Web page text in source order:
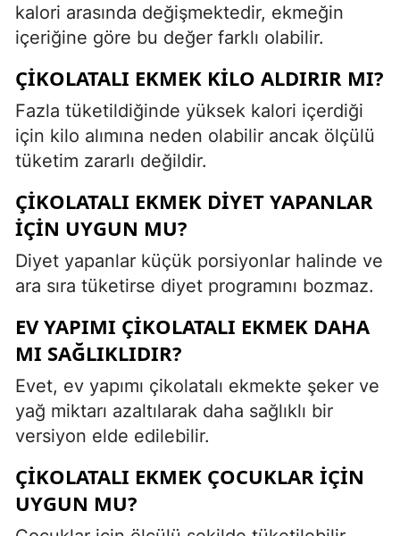
kalori arasında değişmektedir, ekmeğin
içeriğine göre bu değer farklı olabilir.
ÇIKOLATALI EKMEK KILO ALDIRIR MI?
Fazla tüketildiğinde yüksek kalori içerdiği
için kilo alımına neden olabilir ancak ölçülü
tüketim zararlı değildir.
ÇIKOLATALI EKMEK DIYET YAPANLAR
IÇIN UYGUN MU?
Diyet yapanlar küçük porsiyonlar halinde ve
ara sıra tüketirse diyet programını bozmaz.
EV YAPIMI ÇIKOLATALI EKMEK DAHA
MI SAĞLIKLIDIR?
Evet, ev yapımı çikolatalı ekmekte şeker ve
yağ miktarı azaltılarak daha sağlıklı bir
versiyon elde edilebilir.
ÇIKOLATALI EKMEK ÇOCUKLAR IÇIN
UYGUN MU?